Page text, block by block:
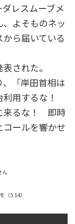
レスムーブメ
よそものネッ
ら届いている
された。
「岸田首相は
利用するな！
来るな！ 即時
コールを響かせ
ん
（5.14）